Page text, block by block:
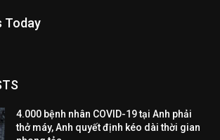
Today
4.000 bệnh nhân COVID-19 tại Anh phải
thở máy, Anh quyết định kéo dài thời gian